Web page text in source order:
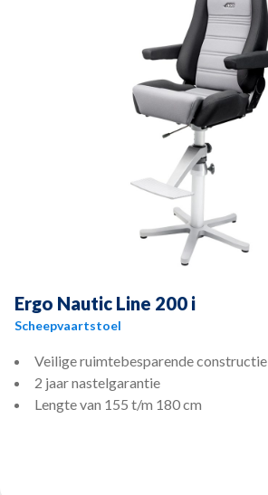
Ergo Nautic Line 200 i
Scheepvaartstoel
Veilige ruimtebesparende constructie
2 jaar nastelgarantie
Lengte van 155 t/m 180 cm